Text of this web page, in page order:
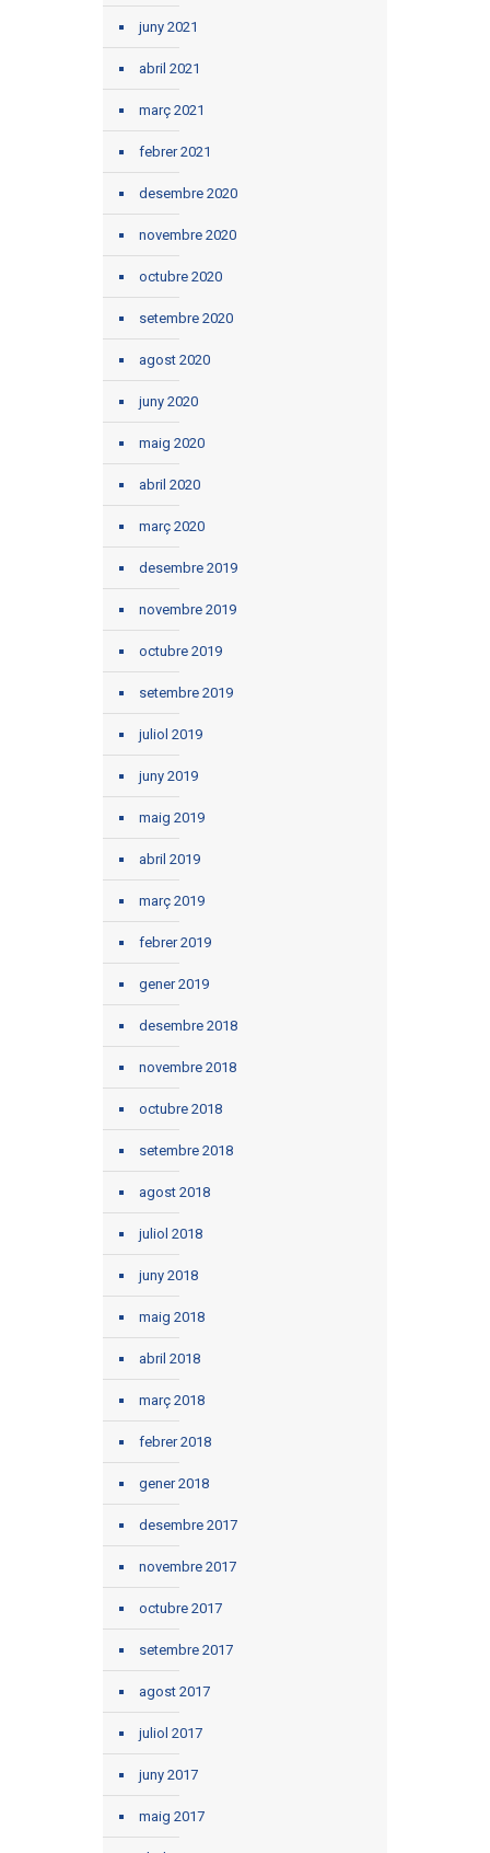
juny 2021
abril 2021
març 2021
febrer 2021
desembre 2020
novembre 2020
octubre 2020
setembre 2020
agost 2020
juny 2020
maig 2020
abril 2020
març 2020
desembre 2019
novembre 2019
octubre 2019
setembre 2019
juliol 2019
juny 2019
maig 2019
abril 2019
març 2019
febrer 2019
gener 2019
desembre 2018
novembre 2018
octubre 2018
setembre 2018
agost 2018
juliol 2018
juny 2018
maig 2018
abril 2018
març 2018
febrer 2018
gener 2018
desembre 2017
novembre 2017
octubre 2017
setembre 2017
agost 2017
juliol 2017
juny 2017
maig 2017